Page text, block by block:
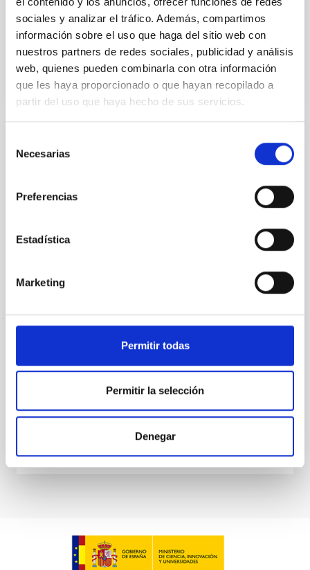
sociales y analizar el tráfico. Además, compartimos
información sobre el uso que haga del sitio web con
nuestros partners de redes sociales, publicidad y análisis
web, quienes pueden combinarla con otra información
que les haya proporcionado o que hayan recopilado a
partir del uso que haya hecho de sus servicios.
Necesarias
Preferencias
Estadística
Marketing
Permitir todas
Permitir la selección
Denegar
23 Jun 2020 - 12:30 Europe/London
Anteriores
VÍDEO DE LA CHARLA
The improvement on the Imaging Air Cherenkov
small class consist of only five members, all of them
composed by a massive star and a compact object.
of them but PSR B1259-63, which contains a pulsar. It
INSTITUTO DE ASTROFÍSICA DE CANARIAS
Aula
27 Jun 2017 - 12:30 Europe/London
VÍDEO DE LA CHARLA